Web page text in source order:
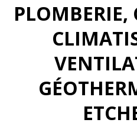
PLOMBERIE,